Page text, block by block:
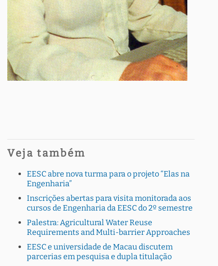
Veja também
EESC abre nova turma para o projeto “Elas na
Engenharia”
Inscrições abertas para visita monitorada aos
cursos de Engenharia da EESC do 2º semestre
Palestra: Agricultural Water Reuse
Requirements and Multi-barrier Approaches
EESC e universidade de Macau discutem
parcerias em pesquisa e dupla titulação